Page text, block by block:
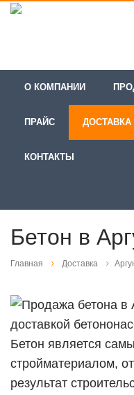
О КОМПАНИИ
ПРАЙС ДОСТАВКА
КОНТАКТЫ
Бетон в
Главная Доставка
Бетон является
стройматериалом,
результат